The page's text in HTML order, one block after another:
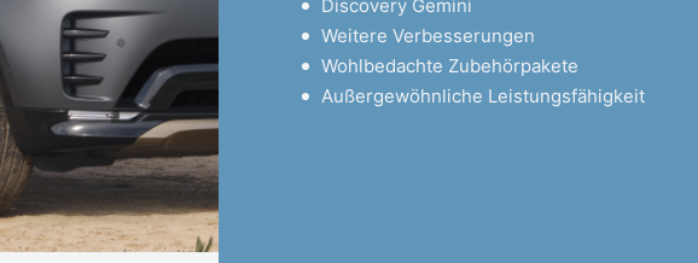
Discovery Gemini
Weitere Verbesserungen
Wohlbedachte Zubehörpakete
Außergewöhnliche Leistungsfähigkeit